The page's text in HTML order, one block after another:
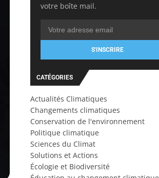
votre boîte mail.
S'INSCRIRE
CATÉGORIES
Actualités Climatiques
Changements climatiques
Conservation de l'environnement
Politique climatique
Sciences du Climat
Solutions et Actions
Écologie et Biodiversité